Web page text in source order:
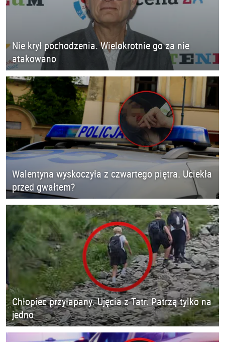
Nie krył pochodzenia. Wielokrotnie go za nie
atakowano
Walentyna wyskoczyła z czwartego piętra. Uciekła
przed gwałtem?
Chłopiec przyłapany. Ujęcia z Tatr. Patrzą tylko na
jedno